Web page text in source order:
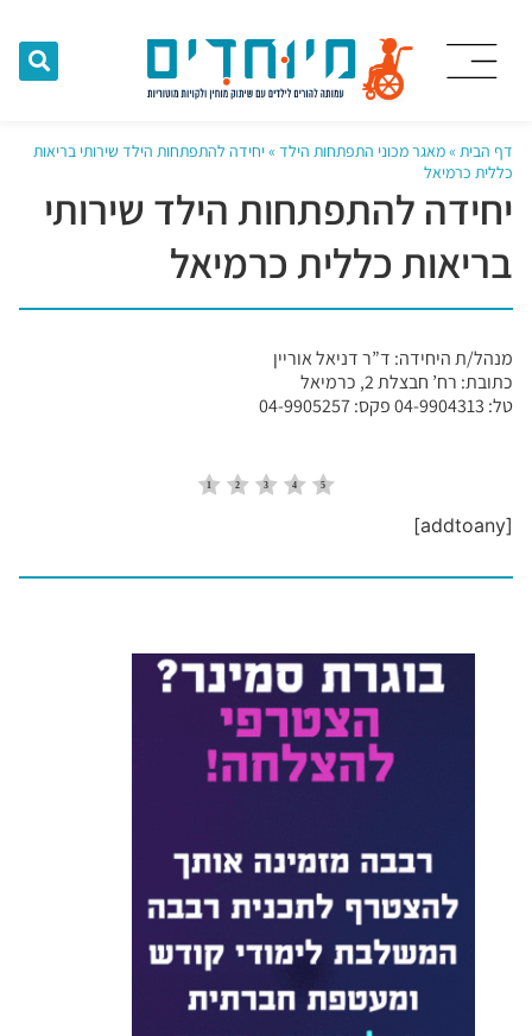
דף הבית »מאגר מכוני התפתחות הילד »יחידה להתפתחות הילד שירותי בריאות
כללית כרמיאל
יחידה להתפתחות הילד שירותי
בריאות כללית כרמיאל
מנהל/ת היחידה: ד”ר דניאל אוריין
כתובת: רח’ חבצלת 2, כרמיאל
טל: 04-9904313 פקס: 04-9905257
[addtoany]